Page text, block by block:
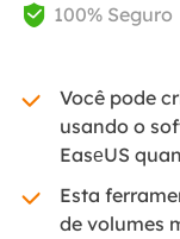
 100% Seguro
Você pode
usando o
EasеUS
Esta
de volumes